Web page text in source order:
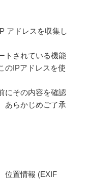
アドレスを収集し
トされている機能
のIPアドレスを使
にその内容を確認
あらかじめご了承
位置情報 (EXIF